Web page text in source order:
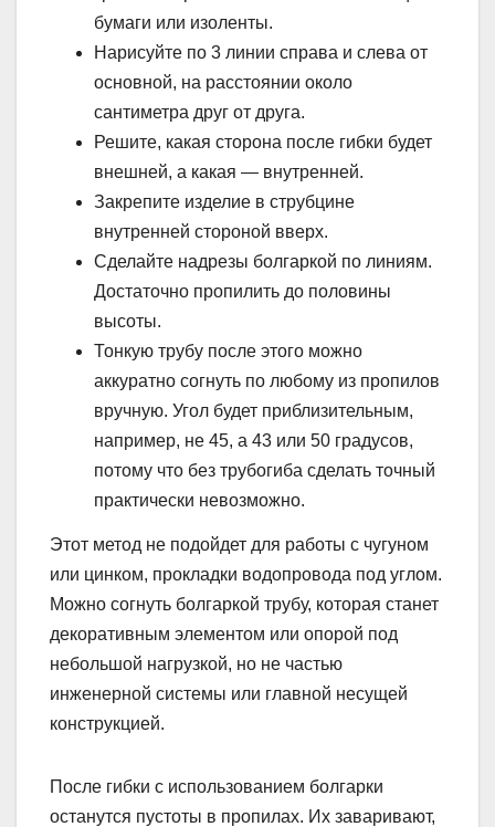
бумаги или изоленты.
Нарисуйте по 3 линии справа и слева от
основной, на расстоянии около
сантиметра друг от друга.
Решите, какая сторона после гибки будет
внешней, а какая — внутренней.
Закрепите изделие в струбцине
внутренней стороной вверх.
Сделайте надрезы болгаркой по линиям.
Достаточно пропилить до половины
высоты.
Тонкую трубу после этого можно
аккуратно согнуть по любому из пропилов
вручную. Угол будет приблизительным,
например, не 45, а 43 или 50 градусов,
потому что без трубогиба сделать точный
практически невозможно.
Этот метод не подойдет для работы с чугуном
или цинком, прокладки водопровода под углом.
Можно согнуть болгаркой трубу, которая станет
декоративным элементом или опорой под
небольшой нагрузкой, но не частью
инженерной системы или главной несущей
конструкцией.
После гибки с использованием болгарки
останутся пустоты в пропилах. Их заваривают,